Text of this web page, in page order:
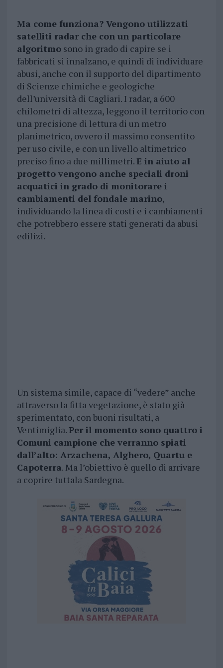
Ma come funziona? Vengono utilizzati
satelliti radar che con un particolare
algoritmosono in grado di capire se i
fabbricati si innalzano, e quindi di individuare
abusi, anche con il supporto del dipartimento
di Scienze chimiche e geologiche
dell’università di Cagliari. I radar, a 600
chilometri di altezza, leggono il territorio con
una precisione di lettura di un metro
planimetrico, ovvero il massimo consentito
per uso civile, e con un livello altimetrico
preciso fino a due millimetri.E in aiuto al
progetto vengono anche speciali droni
acquatici in grado di monitorare i
cambiamenti del fondale marino,
individuando la linea di costi e i cambiamenti
che potrebbero essere stati generati da abusi
edilizi.
Un sistema simile, capace di “vedere” anche
attraverso la fitta vegetazione, è stato già
sperimentato, con buoni risultati, a
Ventimiglia.Per il momento sono quattro i
Comuni campione che verranno spiati
dall’alto: Arzachena, Alghero, Quartu e
Capoterra. Ma l’obiettivo è quello di arrivare
a coprire tuttala Sardegna.